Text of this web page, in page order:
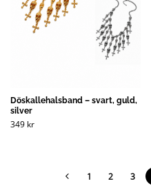
Döskallehalsband – svart, guld,
silver
349 kr
1 2 3